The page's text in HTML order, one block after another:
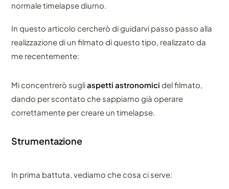
normale timelapse diurno.
In questo articolo cercherò di guidarvi passo passo alla
realizzazione di un filmato di questo tipo, realizzato da
me recentemente:
Mi concentrerò sugliaspetti astronomici del filmato,
dando per scontato che sappiamo già operare
correttamente per creare un timelapse.
Strumentazione
In prima battuta, vediamo che cosa ci serve: